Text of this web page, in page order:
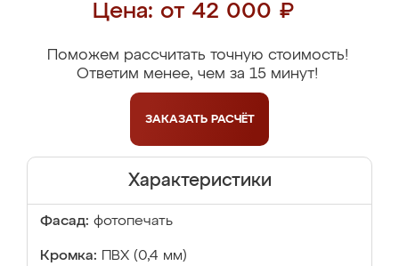
Цена: от 42 000 ₽
Поможем рассчитать точную стоимость!
Ответим менее, чем за 15 минут!
ЗАКАЗАТЬ РАСЧЁТ
Характеристики
Фасад: фотопечать
Кромка: ПВХ (0,4 мм)